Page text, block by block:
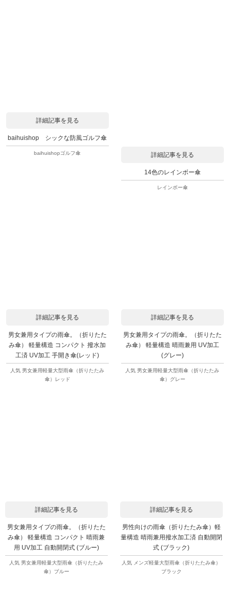
詳細記事を見る
baihuishop シックな防風ゴルフ傘
baihuishopゴルフ傘 詳細記事を見る
14色のレインボー傘
レインボー傘
詳細記事を見る
男女兼用タイプの雨傘。（折りたた
み傘） 軽量構造 コンパクト 撥水加
工済 UV加工 手開き傘(レッド)
人気 男女兼用軽量大型雨傘（折りたたみ
傘）レッド
詳細記事を見る
男女兼用タイプの雨傘。（折りたた
み傘） 軽量構造 晴雨兼用 UV加工
(グレー)
人気 男女兼用軽量大型雨傘（折りたたみ
傘）グレー
詳細記事を見る
男女兼用タイプの雨傘。（折りたた
み傘） 軽量構造 コンパクト 晴雨兼
用 UV加工 自動開閉式 (ブルー)
人気 男女兼用軽量大型雨傘（折りたたみ
傘）ブルー
詳細記事を見る
男性向けの雨傘（折りたたみ傘）軽
量構造 晴雨兼用撥水加工済 自動開閉
式 (ブラック)
人気 メンズ軽量大型雨傘（折りたたみ傘）
ブラック